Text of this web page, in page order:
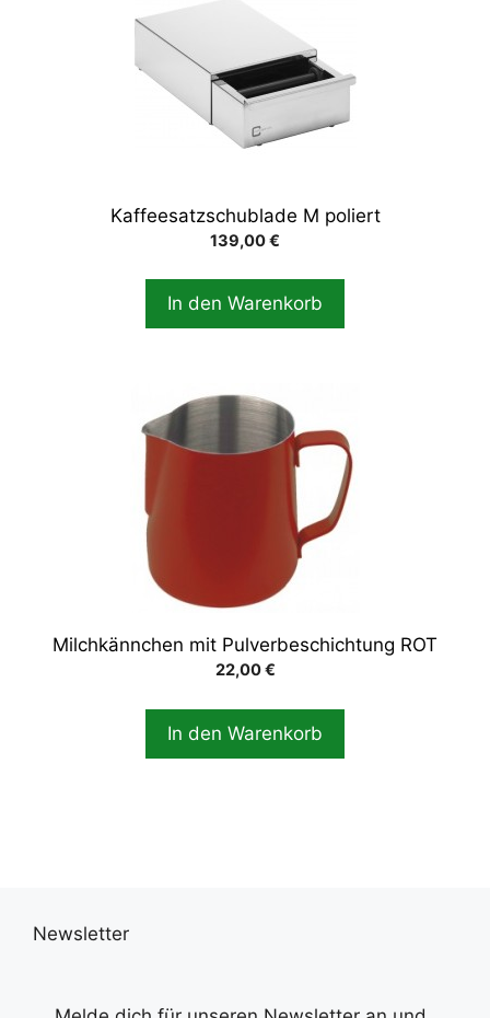
Kaffeesatzschublade M poliert
139,00€
In den Warenkorb
Milchkännchen mit Pulverbeschichtung ROT
22,00€
In den Warenkorb
Newsletter